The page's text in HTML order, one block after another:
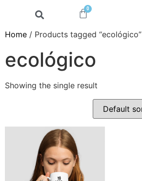
0
Home / Products tagged “ecológico”
ecológico
Showing the single result